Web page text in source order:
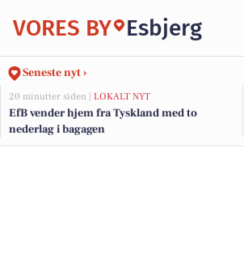
VORES BY Esbjerg
Seneste nyt ›
20 minutter siden | LOKALT NYT
EfB vender hjem fra Tyskland med to
nederlag i bagagen